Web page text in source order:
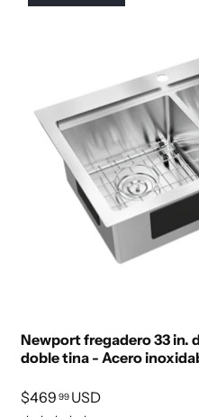
Newport fregadero 33 in.
doble tina - Acero
$469 99 USD